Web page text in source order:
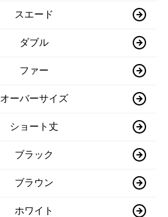
スエード
ダブル
ファー
オーバーサイズ
ショート丈
ブラック
ブラウン
ホワイト